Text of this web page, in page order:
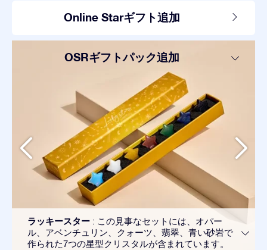
Online Starギフト追加
OSRギフトパック追加
ラッキースター : この見事なセットには、オパー
ル、アベンチュリン、クォーツ、翡翠、青い砂岩で
作られた7つの星型クリスタルが含まれています。